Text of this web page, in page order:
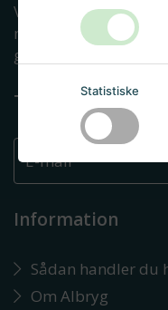
Statistiske
Vi har siden 2013
malt, gær, brygudstyr
gerne vil lære at
Tilmeld nyhedsbrev
Information
Sådan handler du
Om Albryg